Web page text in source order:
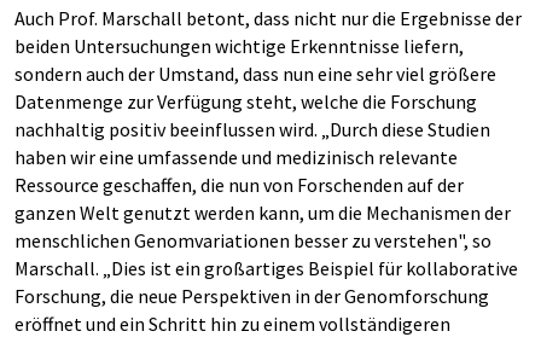
Auch Prof. Marschall betont, dass nicht nur die Ergebnisse der
beiden Untersuchungen wichtige Erkenntnisse liefern,
sondern auch der Umstand, dass nun eine sehr viel größere
Datenmenge zur Verfügung steht, welche die Forschung
nachhaltig positiv beeinflussen wird. „Durch diese Studien
haben wir eine umfassende und medizinisch relevante
Ressource geschaffen, die nun von Forschenden auf der
ganzen Welt genutzt werden kann, um die Mechanismen der
menschlichen Genomvariationen besser zu verstehen", so
Marschall. „Dies ist ein großartiges Beispiel für kollaborative
Forschung, die neue Perspektiven in der Genomforschung
eröffnet und ein Schritt hin zu einem vollständigeren